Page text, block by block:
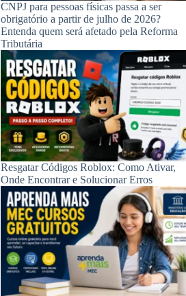
CNPJ para pessoas físicas passa a ser
obrigatório a partir de julho de 2026?
Entenda quem será afetado pela Reforma
Tributária
Resgatar Códigos Roblox: Como Ativar,
Onde Encontrar e Solucionar Erros